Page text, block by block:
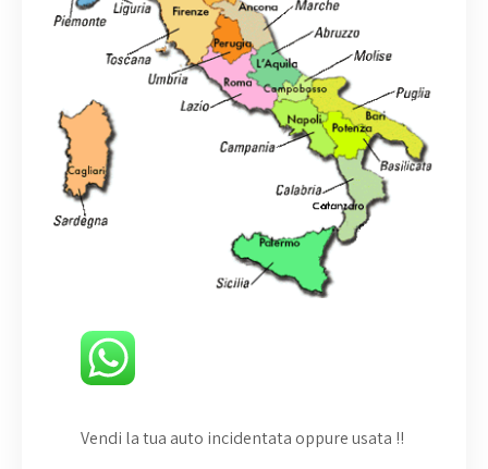
Vendi la tua auto incidentata oppure usata !!